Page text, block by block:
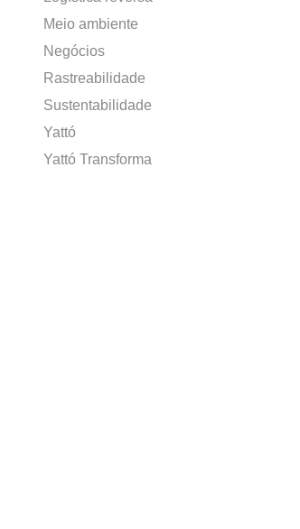
Meio ambiente
Negócios
Rastreabilidade
Sustentabilidade
Yattó
Yattó Transforma